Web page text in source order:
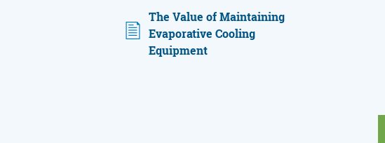
The Value of Maintaining
Evaporative Cooling
Equipment